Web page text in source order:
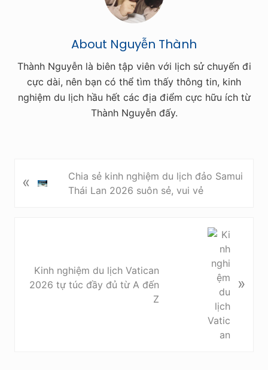
About Nguyễn Thành
Thành Nguyễn là biên tập viên với lịch sử chuyến đi
cực dài, nên bạn có thể tìm thấy thông tin, kinh
nghiệm du lịch hầu hết các địa điểm cực hữu ích từ
Thành Nguyễn đấy.
r
«
Chia sẻ kinh nghiệm du lịch đảo Samui
Thái Lan 2026 suôn sẻ, vui vẻ
Kinh nghiệm du lịch Vatican
2026 tự túc đầy đủ từ A đến
Z
»